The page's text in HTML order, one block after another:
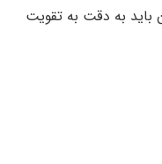
به دقت به تقویت